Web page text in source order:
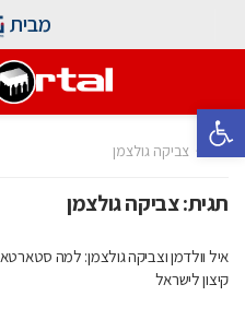
פתח סרגל נגישות
מבית
בית צביקה גולצמן
תגית:צביקה גולצמן
איל וולדמן וצביקה גולצמן: למה
קיצון לישראל